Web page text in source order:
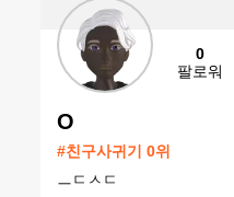
0
팔로워
O
#친구사귀기 0위
ㅡㄷㅅㄷ